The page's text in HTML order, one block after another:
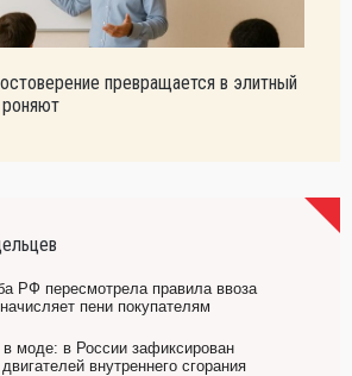
превращается в элитный
РФ пересмотрела правила ввоза
пени покупателям
моде: в России зафиксирован
внутреннего сгорания